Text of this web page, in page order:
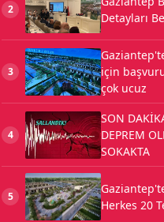
2
Detayları
3
için
çok ucuz
4
SON
DEPREM
SOKAKTA
5
Herkes 20